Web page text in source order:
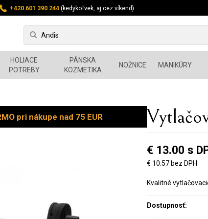
+420 601 390 244 (kedykoľvek, aj cez víkend)
HOLIACE
POTREBY
PÁNSKA
KOZMETIKA
NOŽNICE MANIKÚRY
pri nákupe nad 75 EUR
€ 13.00 s
€ 10.57 bez DPH
Kvalitné
Dostupnosť: